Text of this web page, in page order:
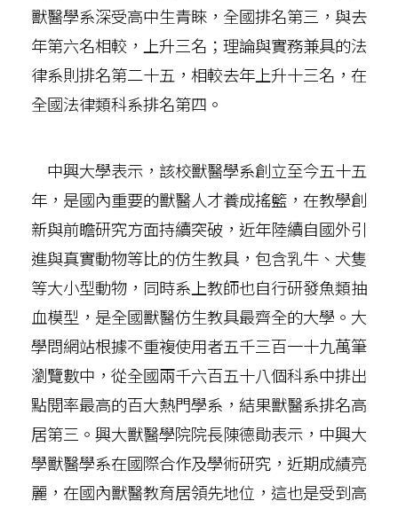
獸醫學系深受高中生青睞，全國排名第三，與去
年第六名相較，上升三名；理論與實務兼具的法
律系則排名第二十五，相較去年上升十三名，在
全國法律類科系排名第四。
中興大學表示，該校獸醫學系創立至今五十五
年，是國內重要的獸醫人才養成搖籃，在教學創
新與前瞻研究方面持續突破，近年陸續自國外引
進與真實動物等比的仿生教具，包含乳牛、犬隻
等大小型動物，同時系上教師也自行研發魚類抽
血模型，是全國獸醫仿生教具最齊全的大學。大
學問網站根據不重複使用者五千三百一十九萬筆
瀏覽數中，從全國兩千六百五十八個科系中排出
點閱率最高的百大熱門學系，結果獸醫系排名高
居第三。興大獸醫學院院長陳德勛表示，中興大
學獸醫學系在國際合作及學術研究，近期成績亮
麗，在國內獸醫教育居領先地位，這也是受到高